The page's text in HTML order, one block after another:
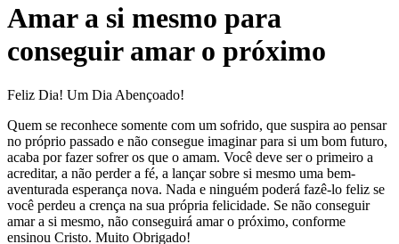
Amar a si mesmo para
conseguir amar o próximo
Feliz Dia! Um Dia Abençoado!
Quem se reconhece somente com um sofrido, que suspira ao pensar
no próprio passado e não consegue imaginar para si um bom futuro,
acaba por fazer sofrer os que o amam. Você deve ser o primeiro a
acreditar, a não perder a fé, a lançar sobre si mesmo uma bem-
aventurada esperança nova. Nada e ninguém poderá fazê-lo feliz se
você perdeu a crença na sua própria felicidade. Se não conseguir
amar a si mesmo, não conseguirá amar o próximo, conforme
ensinou Cristo. Muito Obrigado!